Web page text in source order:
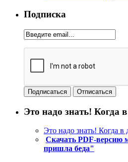
Подписка
Это надо знать! Когда
Это надо знать! Когда
Скачать PDF-версию
пришла беда"